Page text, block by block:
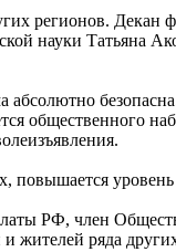
регионов. Декан
науки Татьяна
общественного
повышается
РФ, член
ряда